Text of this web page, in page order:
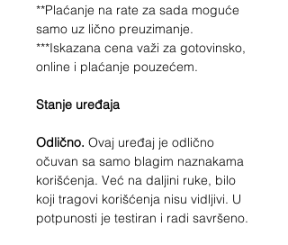
**Plaćanje na rate za sada moguće
samo uz lično preuzimanje.
***Iskazana cena važi za gotovinsko,
online i plaćanje pouzećem.
Stanje uređaja
Odlično. Ovaj uređaj je odlično
očuvan sa samo blagim naznakama
korišćenja. Već na daljini ruke, bilo
koji tragovi korišćenja nisu vidljivi. U
potpunosti je testiran i radi savršeno.